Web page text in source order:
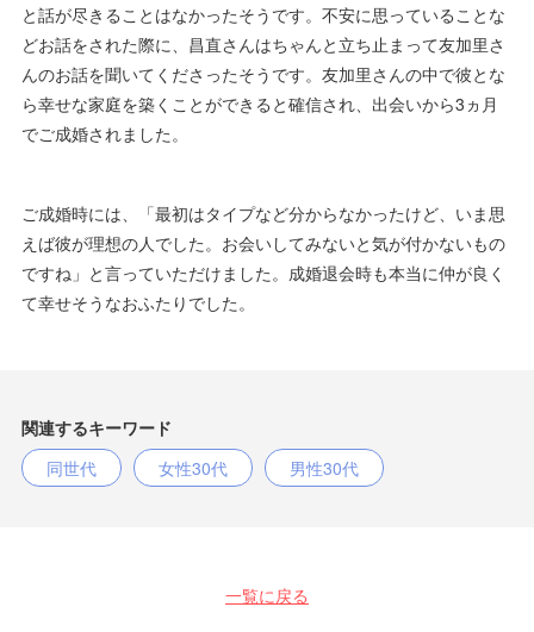
と話が尽きることはなかったそうです。不安に思っていることな
どお話をされた際に、昌直さんはちゃんと立ち止まって友加里さ
んのお話を聞いてくださったそうです。友加里さんの中で彼とな
ら幸せな家庭を築くことができると確信され、出会いから3ヵ月
でご成婚されました。
ご成婚時には、「最初はタイプなど分からなかったけど、いま思
えば彼が理想の人でした。お会いしてみないと気が付かないもの
ですね」と言っていただけました。成婚退会時も本当に仲が良く
て幸せそうなおふたりでした。
関連するキーワード
同世代
女性30代 男性30代
一覧に戻る